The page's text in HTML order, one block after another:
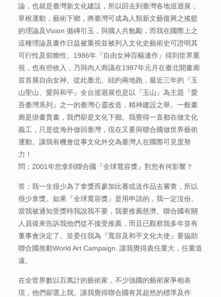
論，也就是臺灣新文化建設，所以回去到臺灣各地巡迴展，
草根運動，藝術下鄉，將臺灣可成為人類新文藝復興之搖籃
的理論及Vision 拋磚引玉，與國人共勉勵，而我在國際上之
這種理論及畫作日益被重視並被列入文化史藝術史可證明其
可行性及前瞻性。1986年『自由女神百幅連作』得到世界重
視，也有些收入，乃與內人商議在1987年元月在臺北開畫廊
並首展自由女神。從此臺北、紐約兩地跑，最近三年的『玉
山聖山、愛與和平』全台巡迴展也是以『玉山』為主題『愛
吾臺灣系列』之一的臺灣心靈改造，精神建設之舉。一般畫
廊是掛畫賣畫，我們卻是文化下鄉。我覺得一直都在做文化
義工，只是從海外做回臺灣，現在又要與聯合國做世界藝術
運動。讓我有機會從事文化外交為臺灣人在國際可見度努
力！
問：2001年您拿到聯合國『全球寬容獎』對您有何影響？
答：我一生很少為了拿獎而參加比賽或送作品去審查，所以
很少拿獎。如果『全球寬容獎』是用申請的，我一定沒份。
當我被通知受獎時我說我不要，我要推薦慈濟。聯合國有關
人員後來告訴我他們從不接受推薦，而且已觀察我多年並有
董事會決定了。並委任我為『寬容及和平文化大使』要協助
聯合國推動World Art Campaign. 讓我覺得責任重大，任重道
遠。
在全世界數以百萬計的藝術家，不少強國的藝術家爭相表
現，他們卻選上我。讓我覺得聯合國有其超然的標準及作